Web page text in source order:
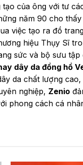
của ông với tư
năm 90 cho
việc tạo ra đồ
hiệu Thụy Sĩ
sức và bộ sưu
dây da đồng hồ
da chất lượng
nghiệp, Zenio
phong cách cá